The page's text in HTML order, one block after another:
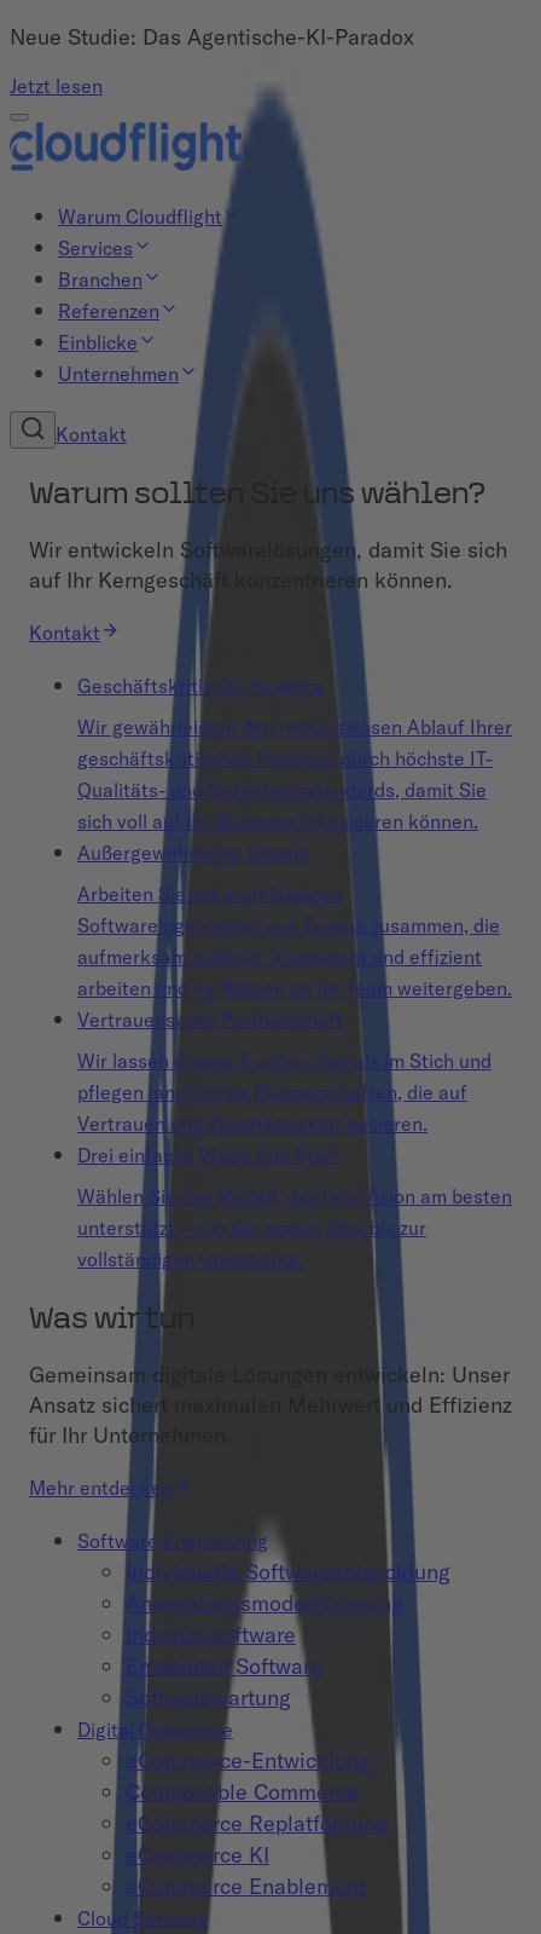
Neue Studie: Das Agentische-KI-Paradox
Jetzt lesen
Warum Cloudflight
Services
Branchen
Referenzen
Einblicke
Unternehmen
Kontakt
Warum sollten Sie uns wählen?
Wir entwickeln Softwarelösungen, damit Sie sich
auf Ihr Kerngeschäft konzentrieren können.
Kontakt
Geschäftskritische Projekte
Wir gewährleisten den reibungslosen Ablauf Ihrer
geschäftskritischen Prozesse durch höchste IT-
Qualitäts- und Sicherheitsstandards, damit Sie
sich voll auf Ihr Business fokussieren können.
Außergewöhnliche Talente
Arbeiten Sie mit erstklassigen
Softwareingenieuren aus Europa zusammen, die
aufmerksam zuhören, kompetent und effizient
arbeiten und ihr Wissen an Ihr Team weitergeben.
Vertrauensvolle Partnerschaft
Wir lassen unsere Kunden niemals im Stich und
pflegen langfristige Partnerschaften, die auf
Vertrauen und Zuverlässigkeit basieren.
Drei einfache Wege zum Start
Wählen Sie das Modell, das Ihre Vision am besten
unterstützt – von der ersten Idee bis zur
vollständigen Umsetzung.
Was wir tun
Gemeinsam digitale Lösungen entwickeln: Unser
Ansatz sichert maximalen Mehrwert und Effizienz
für Ihr Unternehmen.
Mehr entdecken
Software Engineering
Individuelle Softwareentwicklung
Anwendungsmodernisierung
Industriesoftware
Embedded Software
Softwarewartung
Digital Commerce
eCommerce-Entwicklung
Composable Commerce
eCommerce Replatforming
eCommerce KI
eCommerce Enablement
Cloud Services